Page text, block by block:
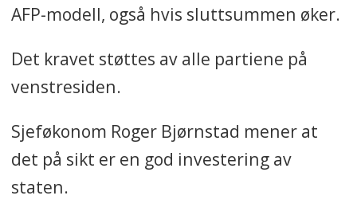
nestlederen Steinar Krogstad
at «sliterne i arbeidslivet» ikke
skulle bli presset ut i uføretrygd
Ordningen ble endret i 2011.
Fra å være en pensjonsordning
AFP-modell, også hvis sluttsummen øker.
Det kravet støttes av alle partiene på
venstresiden.
Sjeføkonom Roger Bjørnstad mener at
det på sikt er en god investering av
staten.